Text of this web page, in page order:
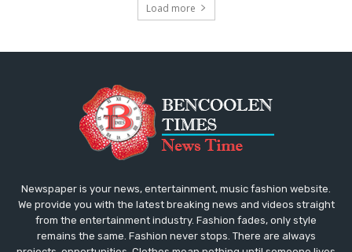
Load more
Newspaper is your news, entertainment, music fashion website.
We provide you with the latest breaking news and videos straight
from the entertainment industry. Fashion fades, only style
remains the same. Fashion never stops. There are always